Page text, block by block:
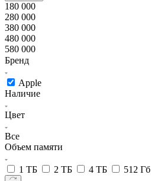
180 000
280 000
380 000
480 000
580 000
Бренд
Apple
Наличие
Цвет
Все
Объем памяти
1 ТБ 2 ТБ 4 ТБ 512 Гб